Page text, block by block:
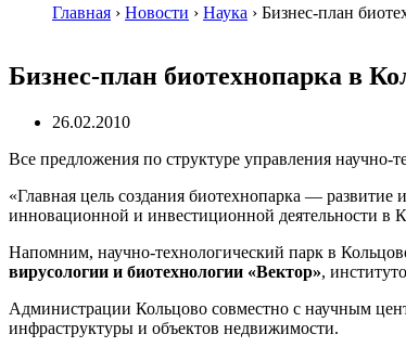
Главная › Новости › Наука › Бизнес-план
Бизнес-план биотехнопарка в
26.02.2010
Все предложения по структуре управления научно-
«Главная цель создания биотехнопарка —
инновационной и инвестиционной деятельности в
Напомним, научно-технологический парк в
вирусологии и биотехнологии «Вектор»,
Администрации Кольцово совместно с научным
инфраструктуры и объектов недвижимости.